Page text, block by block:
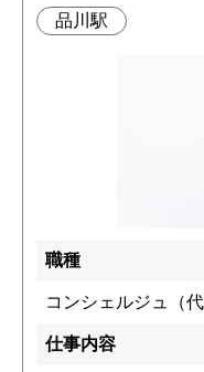
品川駅
職種
コンシェルジュ（代
仕事内容